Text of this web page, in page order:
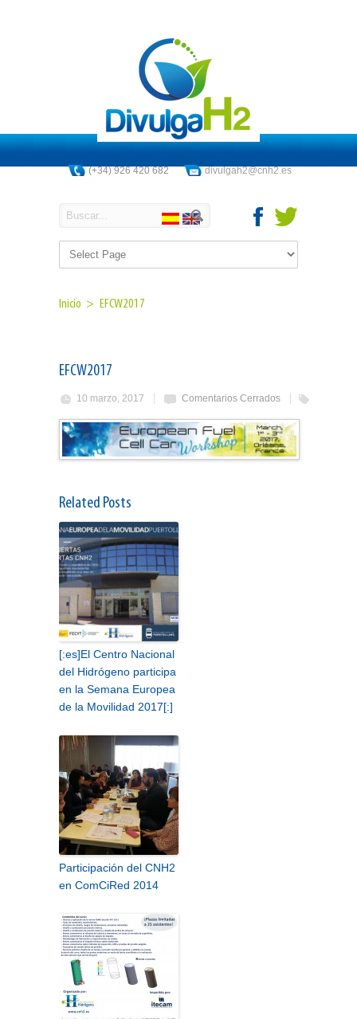
(+34) 926 420 682 divulgah2@cnh2.es
Inicio > EFCW2017
EFCW2017
10 marzo, 2017 Comentarios Cerrados
Related Posts
[:es]El Centro Nacional
del Hidrógeno participa
en la Semana Europea
de la Movilidad 2017[:]
Participación del CNH2
en ComCiRed 2014